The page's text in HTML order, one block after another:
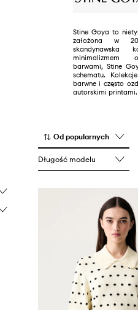
Stine Goya to
założona w
minimalizmem
barwami, Stine
schematu.
barwne i często
autorskimi printami.
Od popularnych
Długość modelu